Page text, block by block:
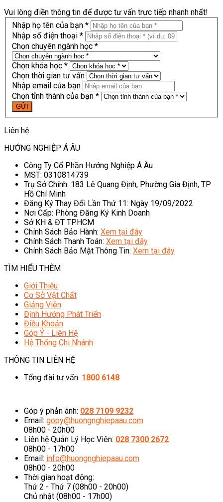
Vui lòng điền thông tin để được tư vấn trực tiếp nhanh nhất!
Nhập họ tên của bạn *
Nhập số điện thoại *
Chọn chuyên ngành học *
Chọn khóa học *
Chọn thời gian tư vấn
Nhập email của bạn
Chọn tỉnh thành của bạn *
Liên hệ
HƯỚNG NGHIỆP Á ÂU
Công Ty Cổ Phần Hướng Nghiệp Á Âu
MST: 0310814739
Trụ Sở Chính: 183 Lê Quang Định, Phường Gia Định, TP
Hồ Chí Minh
Đăng Ký Thay Đổi Lần Thứ 11: Ngày 19/09/2022
Nơi Cấp: Phòng Đăng Ký Kinh Doanh
Sở KH & ĐT TP.HCM
Chính Sách Bảo Hành: Xem tại đây
Chính Sách Thanh Toán: Xem tại đây
Chính Sách Bảo Mật Thông Tin: Xem tại đây
TÌM HIỂU THÊM
Giới Thiệu
Cơ Sở Vật Chất
Giảng Viên
Định Hướng Phát Triển
Điều Khoản
Góp Ý - Liên Hệ
Hệ Thống Chi Nhánh
THÔNG TIN LIÊN HỆ
Tổng đài tư vấn: 1800 6148
Góp ý phản ánh: 028 7109 9232
Email: gopy@huongnghiepaau.com
08h00 - 20h00
Liên hệ Quản Lý Học Viên: 028 7300 2672
08h00 - 17h00
Email: info@huongnghiepaau.com
08h00 - 20h00
Thời gian hoạt động:
Thứ 2 - Thứ 7 (08h00 - 20h00)
Chủ nhật (08h00 - 17h00)